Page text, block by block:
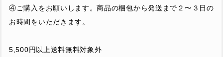
④ご購入をお願いします。商品の梱包から発送まで２〜３日の
お時間をいただきます。
5,500円以上送料無料対象外